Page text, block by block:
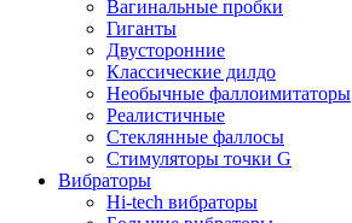
Вагинальные пробки
Гиганты
Двусторонние
Классические дилдо
Необычные фаллоимитаторы
Реалистичные
Стеклянные фаллосы
Стимуляторы точки G
Вибраторы
Hi-tech вибраторы